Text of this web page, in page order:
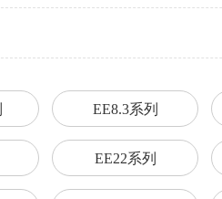
EE8.3系列
EE22系列